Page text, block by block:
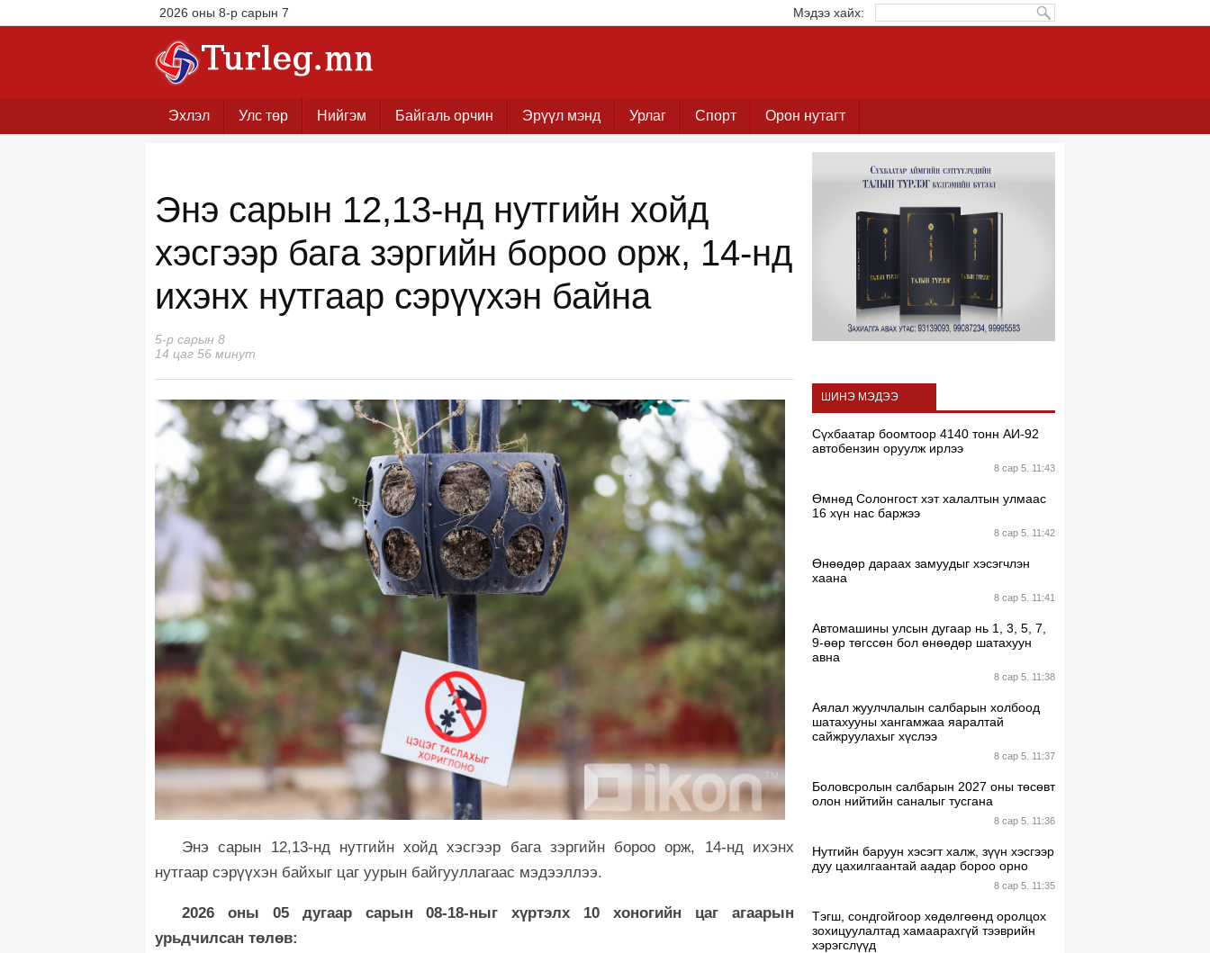
Мэдээ хайх:
2026 оны 8-р сарын 7
Эхлэл Улс төр Нийгэм Байгаль орчин Эрүүл мэнд Урлаг Спорт Орон нутагт
Энэ сарын 12,13-нд нутгийн хойд
хэсгээр бага зэргийн бороо орж, 14-нд
ихэнх нутгаар сэрүүхэн байна
5-р сарын 8
14 цаг 56 минут
Энэ сарын 12,13-нд нутгийн хойд хэсгээр бага зэргийн бороо орж, 14-нд ихэнх
нутгаар сэрүүхэн байхыг цаг уурын байгууллагаас мэдээллээ.
2026 оны 05 дугаар сарын 08-18-ныг хүртэлх 10 хоногийн цаг агаарын
урьдчилсан төлөв:
ШИНЭ МЭДЭЭ
Сүхбаатар боомтоор 4140 тонн АИ-92
автобензин оруулж ирлээ
8 сар 5. 11:43
Өмнөд Солонгост хэт халалтын улмаас
16 хүн нас баржээ
8 сар 5. 11:42
Өнөөдөр дараах замуудыг хэсэгчлэн
хаана
8 сар 5. 11:41
Автомашины улсын дугаар нь 1, 3, 5, 7,
9-өөр төгссөн бол өнөөдөр шатахуун
авна
8 сар 5. 11:38
Аялал жуулчлалын салбарын холбоод
шатахууны хангамжаа яаралтай
сайжруулахыг хүслээ
8 сар 5. 11:37
Боловсролын салбарын 2027 оны төсөвт
олон нийтийн саналыг тусгана
8 сар 5. 11:36
Нутгийн баруун хэсэгт халж, зүүн хэсгээр
дуу цахилгаантай аадар бороо орно
8 сар 5. 11:35
Тэгш, сондгойгоор хөдөлгөөнд оролцох
зохицуулалтад хамаарахгүй тээврийн
хэрэгслүүд